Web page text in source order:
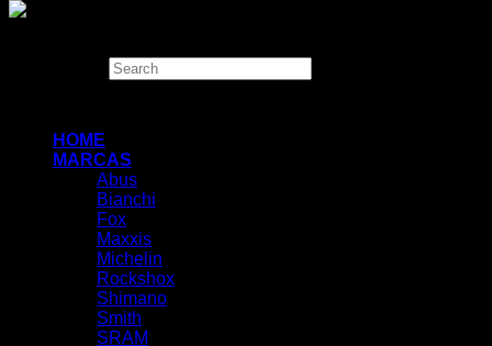
HOME
MARCAS
Abus
Bianchi
Fox
Maxxis
Michelin
Rockshox
Shimano
Smith
SRAM